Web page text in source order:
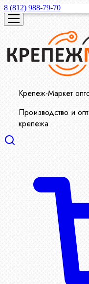
8 (812) 988-79-70
Крепеж-Маркет
Производство и
крепежа